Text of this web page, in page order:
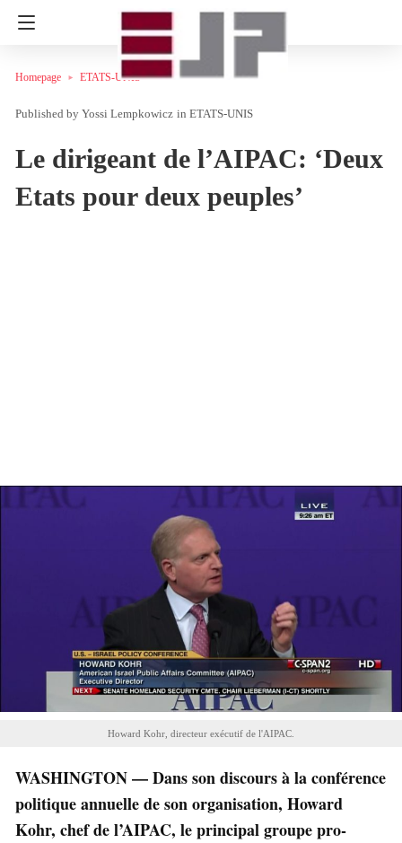
Homepage ETATS-UNIS
Yossi Lempkowicz in ETATS-UNIS
Le dirigeant de l’AIPAC: ‘Deux
Etats pour deux peuples’
Howard Kohr, directeur exécutif de l'AIPAC.
WASHINGTON — Dans son discours à la conférence
politique annuelle de son organisation, Howard
Kohr, chef de l’AIPAC, le principal groupe pro-